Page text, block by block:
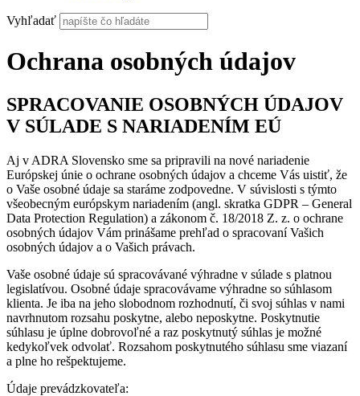
Vyhľadať
Ochrana osobných údajov
SPRACOVANIE OSOBNÝCH ÚDAJOV
V SÚLADE S NARIADENÍM EÚ
Aj v ADRA Slovensko sme sa pripravili na nové nariadenie
Európskej únie o ochrane osobných údajov a chceme Vás uistiť, že
o Vaše osobné údaje sa staráme zodpovedne. V súvislosti s týmto
všeobecným európskym nariadením (angl. skratka GDPR – General
Data Protection Regulation) a zákonom č. 18/2018 Z. z. o ochrane
osobných údajov Vám prinášame prehľad o spracovaní Vašich
osobných údajov a o Vašich právach.
Vaše osobné údaje sú spracovávané výhradne v súlade s platnou
legislatívou. Osobné údaje spracovávame výhradne so súhlasom
klienta. Je iba na jeho slobodnom rozhodnutí, či svoj súhlas v nami
navrhnutom rozsahu poskytne, alebo neposkytne. Poskytnutie
súhlasu je úplne dobrovoľné a raz poskytnutý súhlas je možné
kedykoľvek odvolať. Rozsahom poskytnutého súhlasu sme viazaní
a plne ho rešpektujeme.
Údaje prevádzkovateľa: